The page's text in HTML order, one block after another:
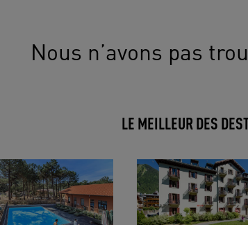
Nous n’avons pas
LE MEILLEUR DES